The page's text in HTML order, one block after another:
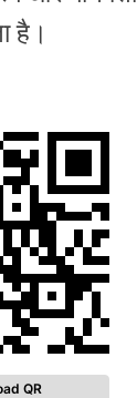
है।
QR